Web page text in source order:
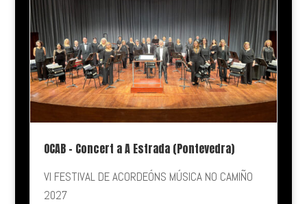
OCAB – Concert a A Estrada (Pontevedra)
VI FESTIVAL DE ACORDEÓNS MÚSICA NO CAMIÑO
2027